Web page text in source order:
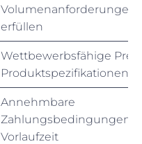
Volumenanforderungen
erfüllen
Wettbewerbsfähige
Produktspezifikationen
Annehmbare
Zahlungsbedingungen
Vorlaufzeit